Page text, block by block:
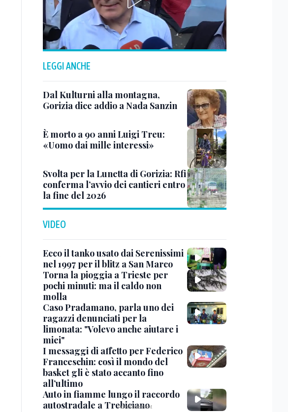
LEGGI ANCHE
Dal Kulturni alla montagna,
Gorizia dice addio a Nada Sanzin
È morto a 90 anni Luigi Treu:
«Uomo dai mille interessi»
Svolta per la Lunetta di Gorizia: Rfi
conferma l’avvio dei cantieri entro
la fine del 2026
VIDEO
Ecco il tanko usato dai Serenissimi
nel 1997 per il blitz a San Marco
Torna la pioggia a Trieste per
pochi minuti: ma il caldo non
molla
Caso Pradamano, parla uno dei
ragazzi denunciati per la
limonata: "Volevo anche aiutare i
miei"
I messaggi di affetto per Federico
Franceschin: così il mondo del
basket gli è stato accanto fino
all’ultimo
Auto in fiamme lungo il raccordo
autostradale a Trebiciano